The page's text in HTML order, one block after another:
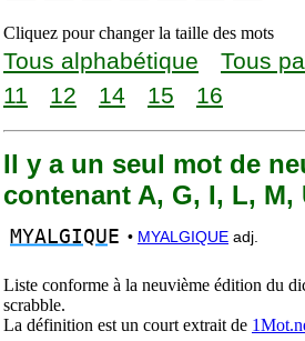
Cliquez pour changer la taille des mots
Tous alphabétique Tous
11
12 14 15 16
Il y a un seul mot de
contenant A, G, I, L, M,
MYALGIQU E • MYALGIQUE adj.
Liste conforme à la neuvième édition du
scrabble.
La définition est un court extrait de